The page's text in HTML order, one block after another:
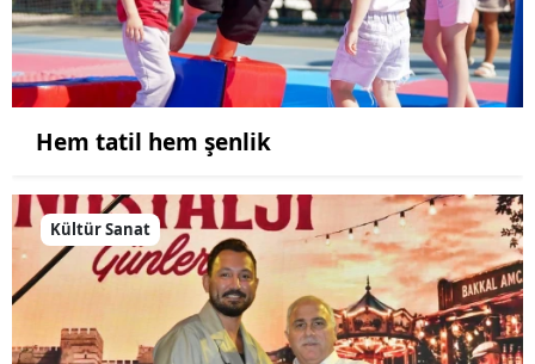
Hem tatil hem şenlik
Kültür Sanat